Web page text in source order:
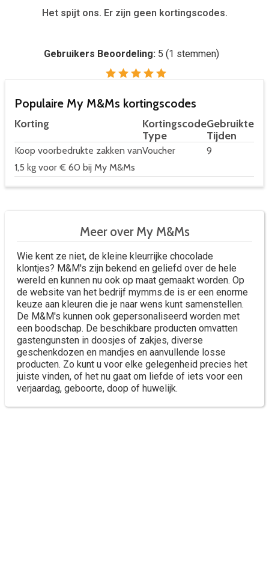
Het spijt ons. Er zijn geen kortingscodes.
Gebruikers Beoordeling: 5 (1 stemmen)
Populaire My M&Ms kortingscodes
Korting
Kortingscode
Type
Gebruikte
Tijden
Koop voorbedrukte zakken van
1,5 kg voor € 60 bij My M&Ms
Voucher 9
Meer over My M&Ms
Wie kent ze niet, de kleine kleurrijke chocolade
klontjes? M&M's zijn bekend en geliefd over de hele
wereld en kunnen nu ook op maat gemaakt worden. Op
de website van het bedrijf mymms.de is er een enorme
keuze aan kleuren die je naar wens kunt samenstellen.
De M&M's kunnen ook gepersonaliseerd worden met
een boodschap. De beschikbare producten omvatten
gastengunsten in doosjes of zakjes, diverse
geschenkdozen en mandjes en aanvullende losse
producten. Zo kunt u voor elke gelegenheid precies het
juiste vinden, of het nu gaat om liefde of iets voor een
verjaardag, geboorte, doop of huwelijk.